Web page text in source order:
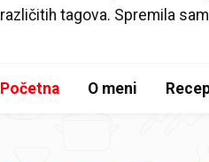
različitih tagova. Spremila sam
Početna O meni